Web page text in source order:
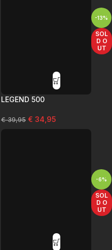
-13%
SOL
D O
UT
LEGEND 500
€39,95 € 34,95
-6%
SOL
D O
UT